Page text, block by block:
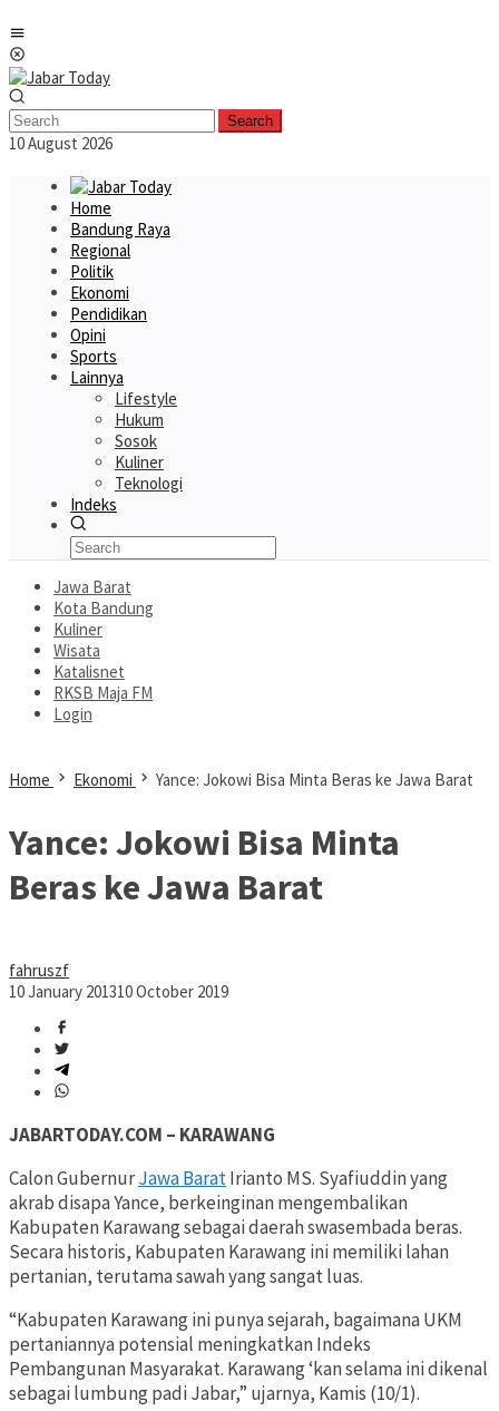
to
content
Search
10 August 2026
Home
Bandung Raya
Regional
Politik
Ekonomi
Pendidikan
Opini
Sports
Lainnya
Lifestyle
Hukum
Sosok
Kuliner
Teknologi
Indeks
Jawa Barat
Kota Bandung
Kuliner
Wisata
Katalisnet
RKSB Maja FM
Login
Home Ekonomi Yance: Jokowi Bisa Minta Beras ke Jawa Barat
Yance: Jokowi Bisa Minta
Beras ke Jawa Barat
fahruszf
10 January 201310 October 2019
JABARTODAY.COM – KARAWANG
Calon GubernurJawa BaratIrianto MS. Syafiuddin yang
akrab disapa Yance, berkeinginan mengembalikan
Kabupaten Karawang sebagai daerah swasembada beras.
Secara historis, Kabupaten Karawang ini memiliki lahan
pertanian, terutama sawah yang sangat luas.
“Kabupaten Karawang ini punya sejarah, bagaimana UKM
pertaniannya potensial meningkatkan Indeks
Pembangunan Masyarakat. Karawang ‘kan selama ini dikenal
sebagai lumbung padi Jabar,” ujarnya, Kamis (10/1).